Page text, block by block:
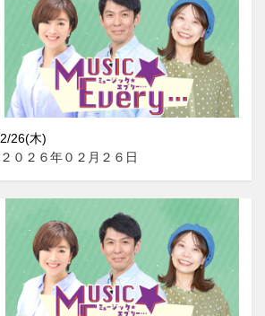
2/26(木)
２０２６年０２月２６日